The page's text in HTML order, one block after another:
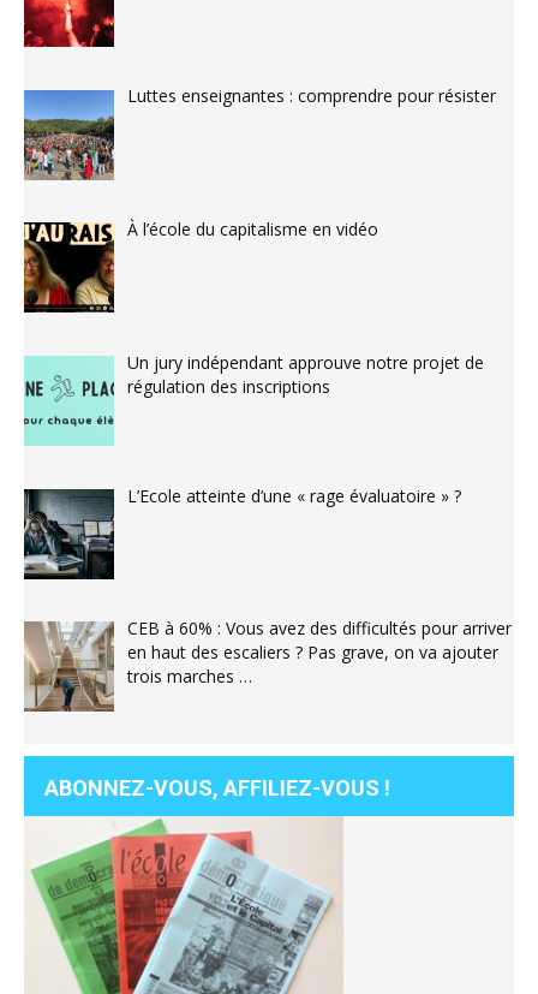
Luttes enseignantes : comprendre pour résister
À l’école du capitalisme en vidéo
Un jury indépendant approuve notre projet de
régulation des inscriptions
L’Ecole atteinte d’une « rage évaluatoire » ?
CEB à 60% : Vous avez des difficultés pour arriver
en haut des escaliers ? Pas grave, on va ajouter
trois marches …
ABONNEZ-VOUS, AFFILIEZ-VOUS !